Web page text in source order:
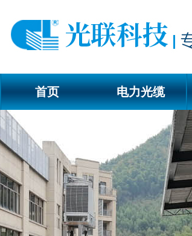
首页 电力光缆